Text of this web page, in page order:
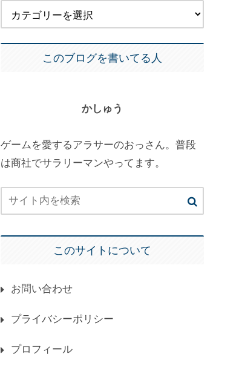
このブログを書いてる人
かしゅう
ゲームを愛するアラサーのおっさん。普段
は商社でサラリーマンやってます。
このサイトについて
お問い合わせ
プライバシーポリシー
プロフィール